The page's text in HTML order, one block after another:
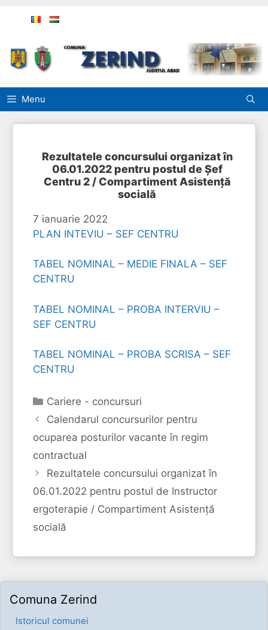
Menu
Rezultatele concursului organizat în
06.01.2022 pentru postul de Șef
Centru 2 / Compartiment Asistență
socială
7 ianuarie 2022
PLAN INTEVIU – SEF CENTRU
TABEL NOMINAL – MEDIE FINALA – SEF
CENTRU
TABEL NOMINAL – PROBA INTERVIU –
SEF CENTRU
TABEL NOMINAL – PROBA SCRISA – SEF
CENTRU
Categorii
Cariere - concursuri
Calendarul concursurilor pentru
ocuparea posturilor vacante în regim
contractual
Rezultatele concursului organizat în
06.01.2022 pentru postul de Instructor
ergoterapie / Compartiment Asistență
socială
Comuna Zerind
Istoricul comunei